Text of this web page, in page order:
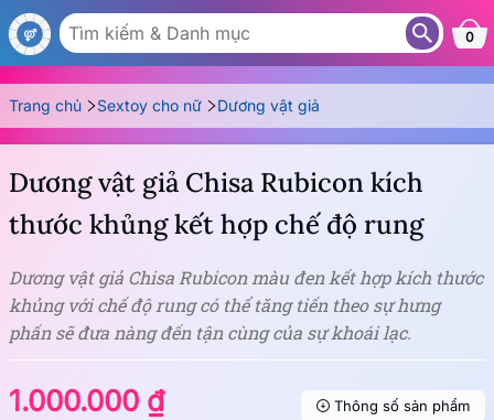
0
Trang chủ Sextoy cho nữ Dương vật giả
1.000.000 ₫ Thông số sản phẩm
Dương vật giả Chisa Rubicon kích
thước khủng kết hợp chế độ rung
Dương vật giả Chisa Rubicon màu đen kết hợp kích thước
khủng với chế độ rung có thể tăng tiến theo sự hưng
phấn sẽ đưa nàng đến tận cùng của sự khoái lạc.